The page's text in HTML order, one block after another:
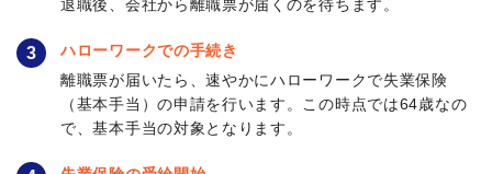
退職後、会社から離職票が届くのを待ちます。
3
ハローワークでの手続き
離職票が届いたら、速やかにハローワークで失業保険
（基本手当）の申請を行います。この時点では64歳なの
で、基本手当の対象となります。